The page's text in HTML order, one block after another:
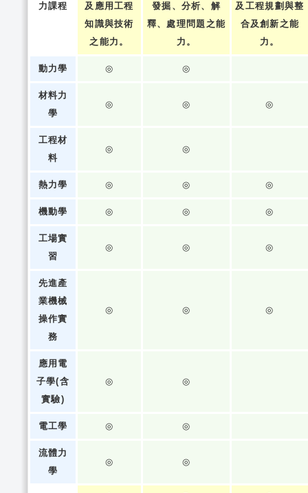
力課程
及應用工程
知識與技術
之能力。
發掘、分析、解
釋、處理問題之能
力。
及工程規劃與整
合及創新之能
力。
動力學 ◎ ◎
材料力
學
◎ ◎ ◎
工程材
料
◎ ◎
熱力學 ◎ ◎ ◎
機動學 ◎ ◎ ◎
工場實
習
◎ ◎ ◎
先進產
業機械
操作實
務
◎ ◎ ◎
應用電
子學(含
實驗)
◎ ◎
電工學 ◎ ◎
流體力
學
◎ ◎